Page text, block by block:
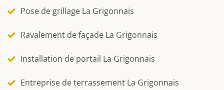
Pose de grillage La Grigonnais
Ravalement de façade La Grigonnais
Installation de portail La Grigonnais
Entreprise de terrassement La Grigonnais